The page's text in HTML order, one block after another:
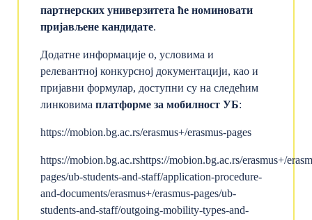
партнерских универзитета ће номиновати
пријављене кандидате.
Додатне информације о, условима и
релевантној конкурсној документацији, као и
пријавни формулар, доступни су на следећим
линковима платформе за мобилност УБ:
https://mobion.bg.ac.rs/erasmus+/erasmus-pages
https://mobion.bg.ac.rshttps://mobion.bg.ac.rs/erasmus+/
pages/ub-students-and-staff/application-procedure-
and-documents/erasmus+/erasmus-pages/ub-
students-and-staff/outgoing-mobility-types-and-